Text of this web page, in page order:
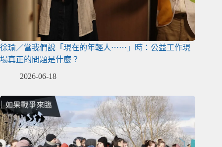
徐瑜／當我們說「現在的年輕人⋯⋯」時：公益工作現
場真正的問題是什麼？
2026-06-18